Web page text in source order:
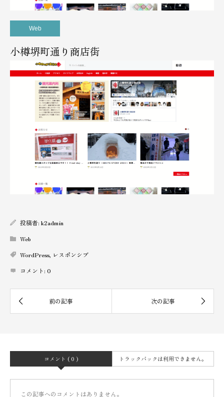
Web
小樽堺町通り商店街
投稿者: k2admin
Web
WordPress, レスポンシブ
コメント: 0
コメント ( 0 ) トラックバックは利用できません。
この記事へのコメントはありません。